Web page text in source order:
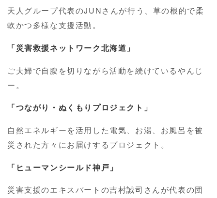
天人グループ代表のJUNさんが行う、草の根的で柔
軟かつ多様な支援活動。
「災害救援ネットワーク北海道」
ご夫婦で自腹を切りながら活動を続けているやんじ
ー。
「つながり・ぬくもりプロジェクト」
自然エネルギーを活用した電気、お湯、お風呂を被
災された方々にお届けするプロジェクト。
「ヒューマンシールド神戸」
災害支援のエキスパートの吉村誠司さんが代表の団